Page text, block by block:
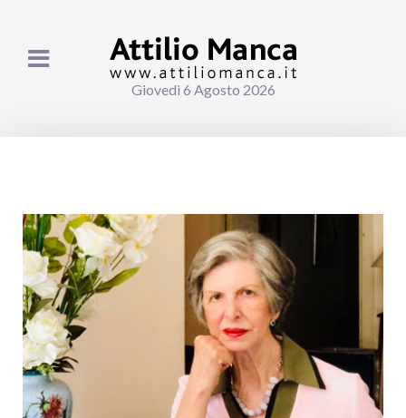
Giovedì 6 Agosto 2026